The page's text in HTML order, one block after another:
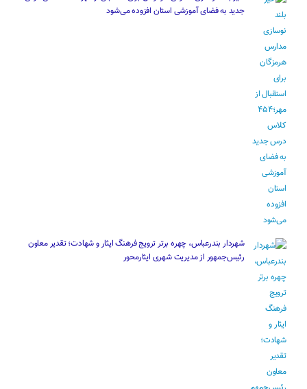
جدید به فضای آموزشی استان افزوده می‌شود
شهردار بندرعباس، چهره برتر ترویج فرهنگ ایثار و شهادت؛ تقدیر معاون
رئیس‌جمهور از مدیریت شهری ایثارمحور